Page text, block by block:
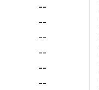
--
--
--
--
--
--